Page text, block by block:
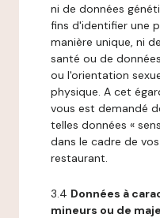
ni de données
fins d'identifier une
manière unique, ni
santé ou de
ou l'orientation
physique. A cet
vous est demandé
telles données «
dans le cadre de
restaurant.
3.4 Données à
mineurs ou de